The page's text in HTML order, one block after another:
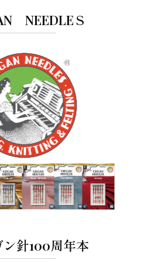
NEEDLEＳ
ン針100周年本